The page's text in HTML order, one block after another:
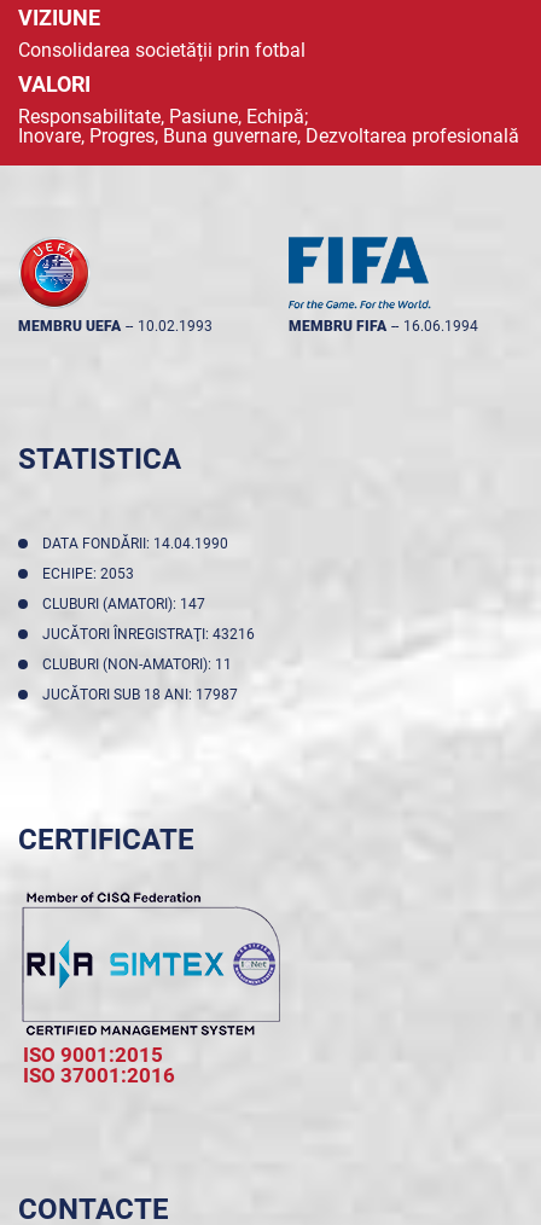
VIZIUNE
Consolidarea societății prin fotbal
VALORI
Responsabilitate, Pasiune, Echipă;
Inovare, Progres, Buna guvernare, Dezvoltarea profesională
MEMBRU UEFA -- 10.02.1993 MEMBRU FIFA -- 16.06.1994
STATISTICA
DATA FONDĂRII: 14.04.1990
ECHIPE: 2053
CLUBURI (AMATORI): 147
JUCĂTORI ÎNREGISTRAŢI: 43216
CLUBURI (NON-AMATORI): 11
JUCĂTORI SUB 18 ANI: 17987
CERTIFICATE
ISO 9001:2015
ISO 37001:2016
CONTACTE